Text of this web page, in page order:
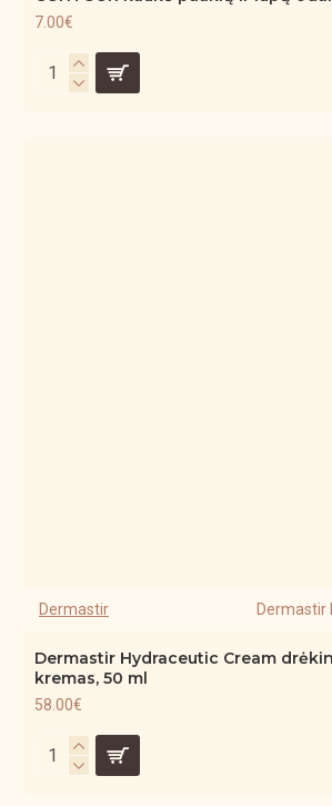
7.00€
Dermastir Dermastir
Dermastir Hydraceutic Cream
kremas, 50 ml
58.00€